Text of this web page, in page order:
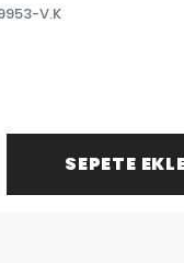
V.K
SEPETE